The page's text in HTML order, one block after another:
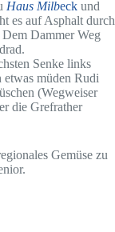
Haus Milbeck und
es auf Asphalt durch
Dammer Weg
Senke links
müden Rudi
(Wegweiser
die Grefrather
Gemüse zu